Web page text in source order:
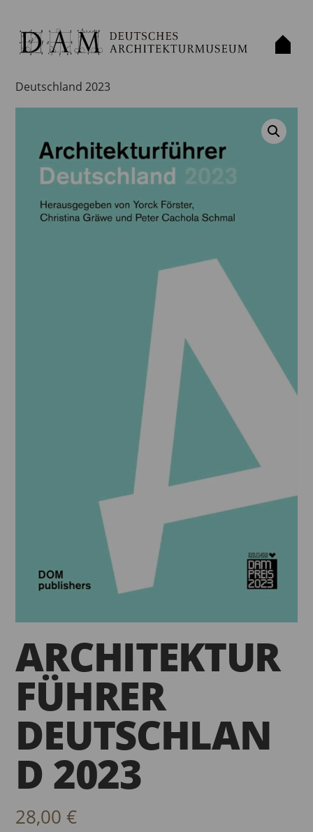
Deutschland 2023
ARCHITEKTUR
FÜHRER
DEUTSCHLAN
D 2023
28,00 €